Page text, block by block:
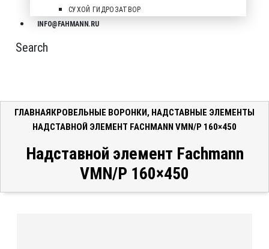
СУХОЙ ГИДРОЗАТВОР
INFO@FAHMANN.RU
Search
ГЛАВНАЯКРОВЕЛЬНЫЕ ВОРОНКИ, НАДСТАВНЫЕ ЭЛЕМЕНТЫ
НАДСТАВНОЙ ЭЛЕМЕНТ FACHMANN VMN/P 160×450
Надставной элемент Fachmann
VMN/P 160×450